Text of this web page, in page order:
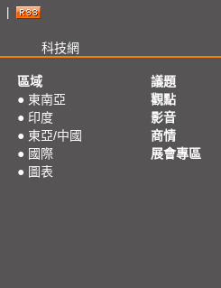
科技網
區域
● 東南亞
● 印度
● 東亞/中國
● 國際
● 圖表
議題
觀點
影音
商情
展會專區